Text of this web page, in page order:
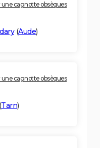
une cagnotte obsèques
(Aude)
une cagnotte obsèques
Tarn)